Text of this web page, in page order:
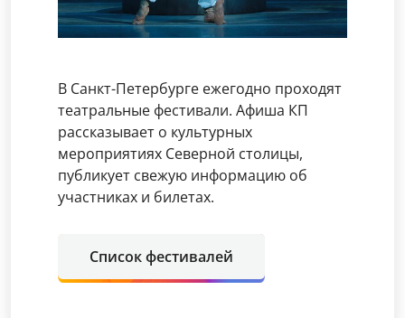
В Санкт-Петербурге ежегодно проходят
театральные фестивали. Афиша КП
рассказывает о культурных
мероприятиях Северной столицы,
публикует свежую информацию об
участниках и билетах.
Список фестивалей